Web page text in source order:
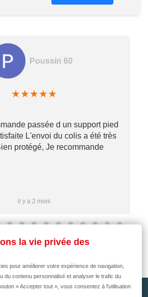
Poussin 60
★★★★★
passée d un support pied
L'envoi du colis a été très
protégé, Je recommande
il y a 2 mois
la vie privée des
pour améliorer votre expérience de navigation,
du contenu personnalisé et analyser le trafic du
« Accepter tout », vous consentez à l'utilisation